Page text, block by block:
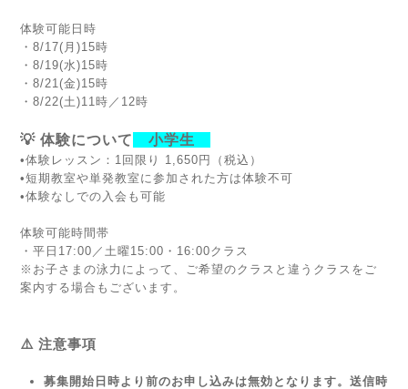
体験可能日時
・8/17(月)15時
・8/19(水)15時
・8/21(金)15時
・8/22(土)11時／12時
💡 体験について 小学生
•体験レッスン：1回限り 1,650円（税込）
•短期教室や単発教室に参加された方は体験不可
•体験なしでの入会も可能
体験可能時間帯
・平日17:00／土曜15:00・16:00クラス
※お子さまの泳力によって、ご希望のクラスと違うクラスをご
案内する場合もございます。
⚠️ 注意事項
募集開始日時より前のお申し込みは無効となります。送信時